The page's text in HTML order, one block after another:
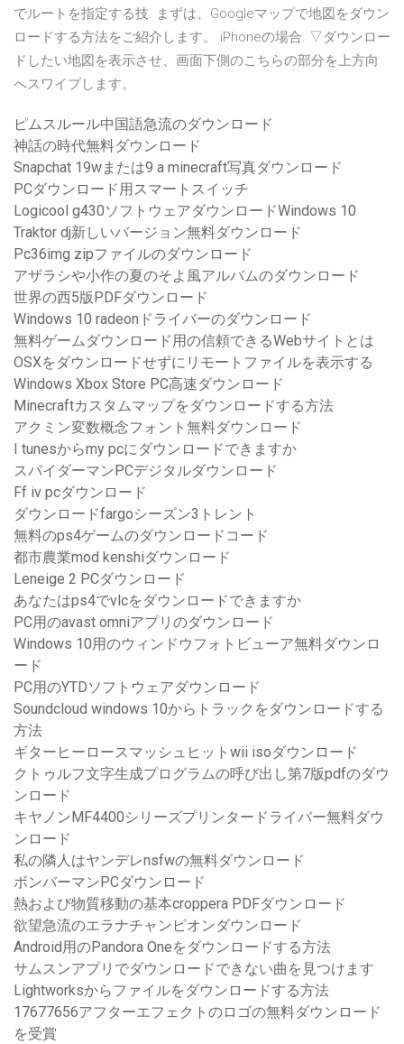
でルートを指定する技. まずは、Googleマップで地図をダウン
ロードする方法をご紹介します。 iPhoneの場合. ▽ダウンロー
ドしたい地図を表示させ、画面下側のこちらの部分を上方向
へスワイプします。
ピムスルール中国語急流のダウンロード
神話の時代無料ダウンロード
Snapchat 19wまたは9 a minecraft写真ダウンロード
PCダウンロード用スマートスイッチ
Logicool g430ソフトウェアダウンロードWindows 10
Traktor dj新しいバージョン無料ダウンロード
Pc36img zipファイルのダウンロード
アザラシや小作の夏のそよ風アルバムのダウンロード
世界の西5版PDFダウンロード
Windows 10 radeonドライバーのダウンロード
無料ゲームダウンロード用の信頼できるWebサイトとは
OSXをダウンロードせずにリモートファイルを表示する
Windows Xbox Store PC高速ダウンロード
Minecraftカスタムマップをダウンロードする方法
アクミン変数概念フォント無料ダウンロード
I tunesからmy pcにダウンロードできますか
スパイダーマンPCデジタルダウンロード
Ff iv pcダウンロード
ダウンロードfargoシーズン3トレント
無料のps4ゲームのダウンロードコード
都市農業mod kenshiダウンロード
Leneige 2 PCダウンロード
あなたはps4でvlcをダウンロードできますか
PC用のavast omniアプリのダウンロード
Windows 10用のウィンドウフォトビューア無料ダウンロ
ード
PC用のYTDソフトウェアダウンロード
Soundcloud windows 10からトラックをダウンロードする
方法
ギターヒーロースマッシュヒットwii isoダウンロード
クトゥルフ文字生成プログラムの呼び出し第7版pdfのダウ
ンロード
キヤノンMF4400シリーズプリンタードライバー無料ダウ
ンロード
私の隣人はヤンデレnsfwの無料ダウンロード
ボンバーマンPCダウンロード
熱および物質移動の基本croppera PDFダウンロード
欲望急流のエラナチャンピオンダウンロード
Android用のPandora Oneをダウンロードする方法
サムスンアプリでダウンロードできない曲を見つけます
Lightworksからファイルをダウンロードする方法
17677656アフターエフェクトのロゴの無料ダウンロード
を受賞